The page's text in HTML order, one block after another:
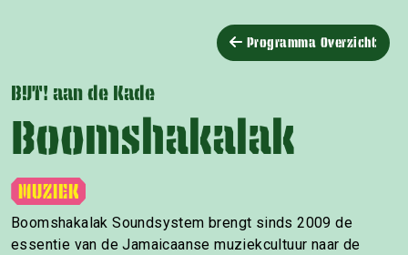
BIJT! aan de Kade
Boomshakalak
Programma Overzicht
Boomshakalak Soundsystem brengt sinds 2009 de
essentie van de Jamaicaanse muziekcultuur naar de